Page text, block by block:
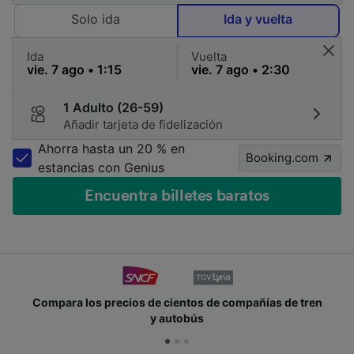
Solo ida Ida y vuelta
Ida Vuelta
1 Adulto (26-59)
Añadir tarjeta de fidelización
Ahorra hasta un 20 % en
estancias con Genius
Booking.com
Encuentra billetes baratos
Compara los precios de cientos de compañías de tren
y autobús